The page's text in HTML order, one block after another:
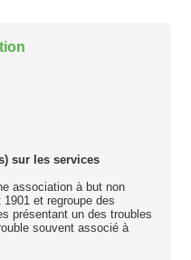
sur les services
association à but non
et regroupe des
présentant un des troubles
souvent associé à